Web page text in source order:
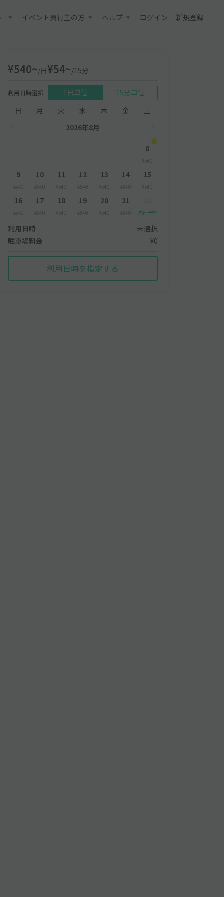
イベント興行主の方 ヘルプ ログイン 新規登録
¥540~/日¥54~/15分
利用日時選択 1日単位
15分単位
日
月 火 水 木 金
土
2026年8月
8
¥540
9
¥540
10
¥540
11
¥540
12
¥540
13
¥540
14
¥540
15
¥540
16
¥540
17
¥540
18
¥540
19
¥540
20
¥540
21
¥540 先行予約
利用日時
未選択
駐車場料金
¥0
利用日時を指定する